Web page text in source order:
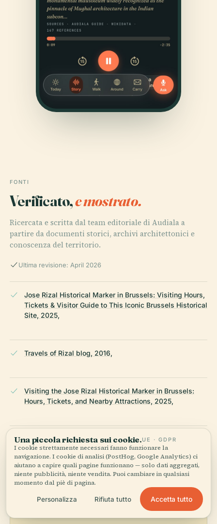
FONTI
Verificato,e mostrato.
Ricercata e scritta dal team editoriale di Audiala a
partire da documenti storici, archivi architettonici e
conoscenza del territorio.
Ultima revisione: April 2026
Jose Rizal Historical Marker in Brussels: Visiting Hours,
Tickets & Visitor Guide to This Iconic Brussels Historical
Site, 2025,
Travels of Rizal blog, 2016,
Visiting the Jose Rizal Historical Marker in Brussels:
Hours, Tickets, and Nearby Attractions, 2025,
National Historical Commission of the Philippines, 2025,
ULTIMA REVISIONE: APRIL 2026
Ricercato da Wikidata, Wikipedia e fonti ufficiali · verificato ·
Come creiamo le nostre guide →
Una piccola richiesta sui cookie.UE · GDPR
I cookie strettamente necessari fanno funzionare la
navigazione. I cookie di analisi (PostHog, Google Analytics) ci
aiutano a capire quali pagine funzionano — solo dati aggregati,
niente pubblicità, niente vendita. Puoi cambiare in qualsiasi
momento dal piè di pagina.
Personalizza Rifiuta tutto Accetta tutto